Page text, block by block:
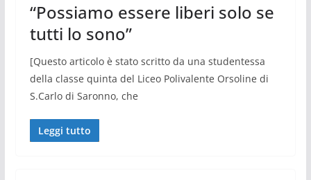
“Possiamo essere liberi solo se
tutti lo sono”
[Questo articolo è stato scritto da una studentessa
della classe quinta del Liceo Polivalente Orsoline di
S.Carlo di Saronno, che
Leggi tutto